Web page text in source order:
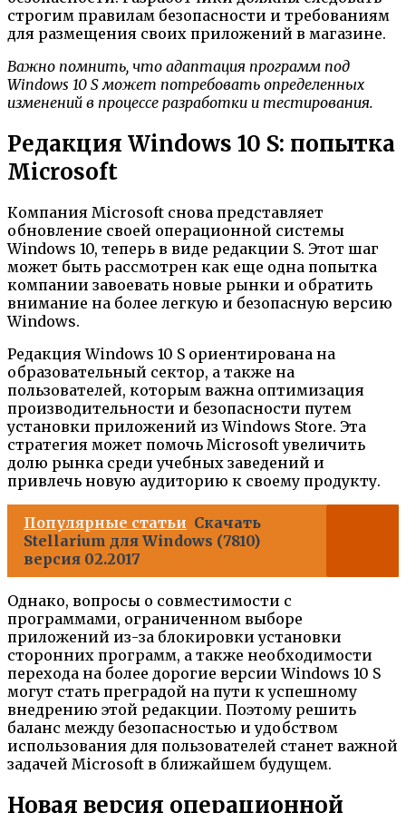
строгим правилам безопасности и требованиям
для размещения своих приложений в магазине.
Важно помнить, что адаптация программ под
Windows 10 S может потребовать определенных
изменений в процессе разработки и тестирования.
Редакция Windows 10 S: попытка
Microsoft
Компания Microsoft снова представляет
обновление своей операционной системы
Windows 10, теперь в виде редакции S. Этот шаг
может быть рассмотрен как еще одна попытка
компании завоевать новые рынки и обратить
внимание на более легкую и безопасную версию
Windows.
Редакция Windows 10 S ориентирована на
образовательный сектор, а также на
пользователей, которым важна оптимизация
производительности и безопасности путем
установки приложений из Windows Store. Эта
стратегия может помочь Microsoft увеличить
долю рынка среди учебных заведений и
привлечь новую аудиторию к своему продукту.
Популярные статьи Скачать
Stellarium для Windows (7810)
версия 02.2017
Однако, вопросы о совместимости с
программами, ограниченном выборе
приложений из-за блокировки установки
сторонних программ, а также необходимости
перехода на более дорогие версии Windows 10 S
могут стать преградой на пути к успешному
внедрению этой редакции. Поэтому решить
баланс между безопасностью и удобством
использования для пользователей станет важной
задачей Microsoft в ближайшем будущем.
Новая версия операционной